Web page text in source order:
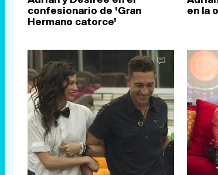
confesionario de 'Gran
Hermano catorce'
en la